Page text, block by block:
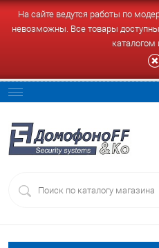
На сайте ведутся работы по
невозможны. Все товары
каталогом